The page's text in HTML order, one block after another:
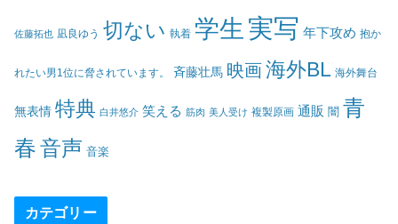
佐藤拓也 凪良ゆう 切ない 執着 学生 実写 年下攻め 抱か
れたい男1位に脅されています。 斉藤壮馬 映画海外BL 海外舞台
無表情 特典 白井悠介 笑える 筋肉 美人受け 複製原画 通販 闇 青
春音声 音楽
カテゴリー